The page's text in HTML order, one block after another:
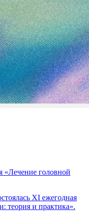
«Лечение головной
XI ежегодная
теория и практика».